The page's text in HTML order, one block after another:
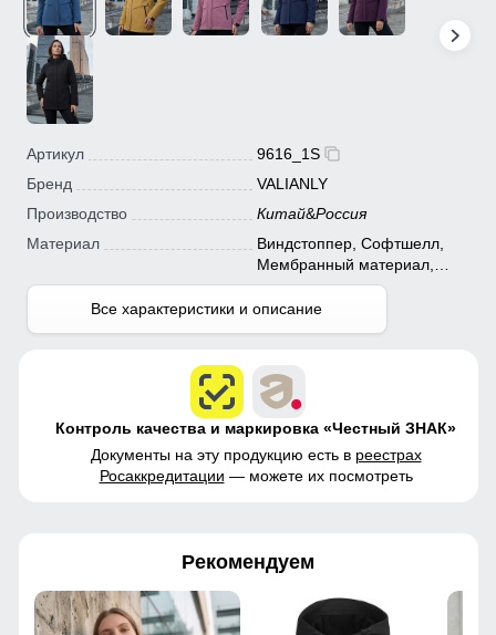
Артикул
9616_1S
Бренд
VALIANLY
Производство
Китай&Россия
Материал
Виндстоппер, Софтшелл,
Мембранный материал,
Полиэстер
Все характеристики и описание
Контроль качества и маркировка «Честный ЗНАК»
Документы на эту продукцию есть в реестрах
Росаккредитации — можете их посмотреть
Рекомендуем